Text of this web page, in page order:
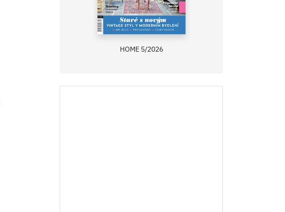
HOME 5/2026